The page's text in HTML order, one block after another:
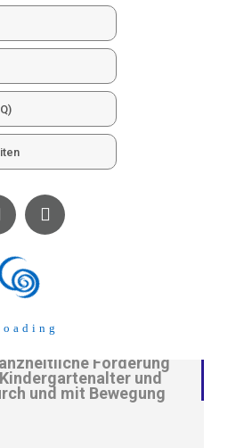
o a d i n g
Förderung
und
und mit Bewegung